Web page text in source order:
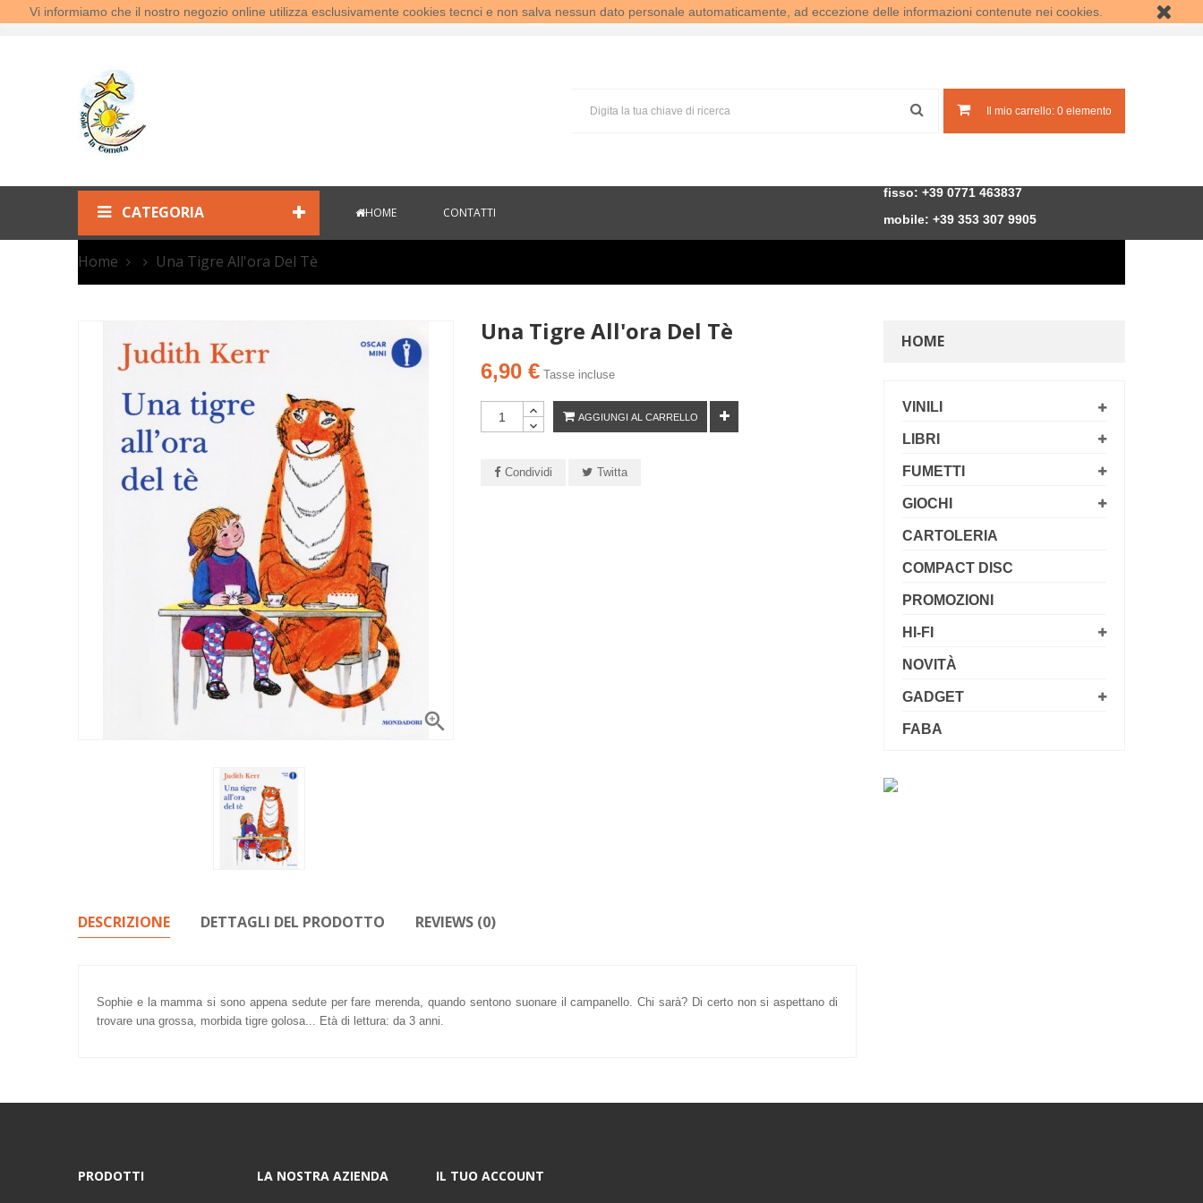
Vi informiamo che il nostro negozio online utilizza esclusivamente cookies tecnci e non salva nessun dato personale automaticamente, ad eccezione delle informazioni contenute nei cookies.
Benvenuti al Sole e la Cometa! Accedi Crea un account
Il mio carrello: 0 elemento
CATEGORIA HOME CONTATTI
fisso: +39 0771 463837
mobile: +39 353 307 9905
Home Una Tigre All'ora Del Tè

Una Tigre All'ora Del Tè
6,90 € Tasse incluse
AGGIUNGI AL CARRELLO
Condividi Twitta
DESCRIZIONE DETTAGLI DEL PRODOTTO REVIEWS (0)
Sophie e la mamma si sono appena sedute per fare merenda, quando sentono suonare il campanello. Chi sarà? Di certo non si aspettano di
trovare una grossa, morbida tigre golosa... Età di lettura: da 3 anni.
HOME
VINILI
LIBRI
FUMETTI
GIOCHI
CARTOLERIA
COMPACT DISC
PROMOZIONI
HI-FI
NOVITÀ
GADGET
FABA
PRODOTTI LA NOSTRA AZIENDA IL TUO ACCOUNT